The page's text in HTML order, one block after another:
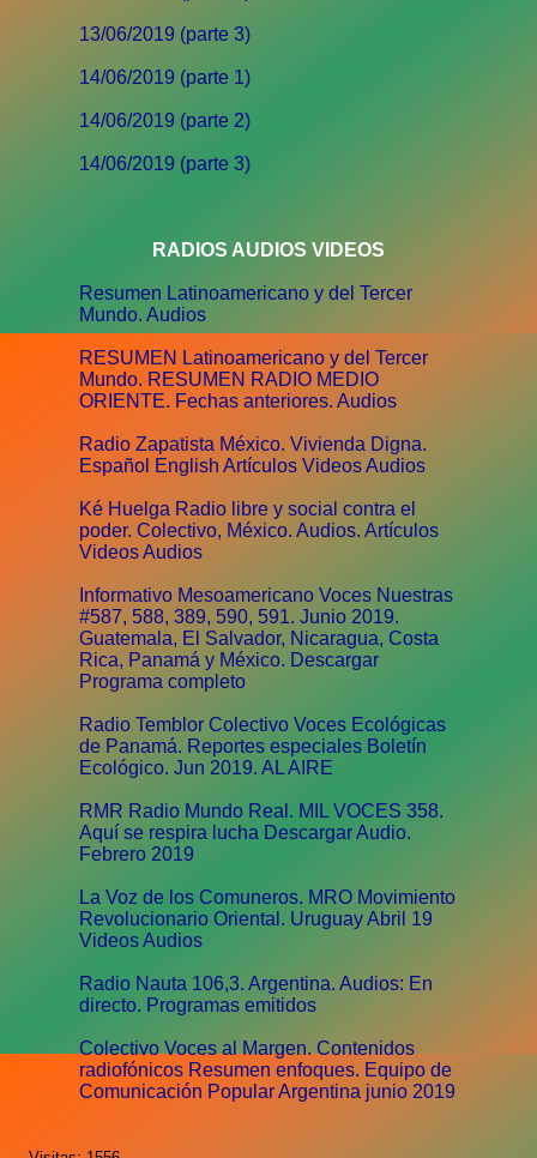
13/06/2019 (parte 3)
14/06/2019 (parte 1)
14/06/2019 (parte 2)
14/06/2019 (parte 3)
RADIOS AUDIOS VIDEOS
Resumen Latinoamericano y del Tercer
Mundo. Audios
RESUMEN Latinoamericano y del Tercer
Mundo. RESUMEN RADIO MEDIO
ORIENTE. Fechas anteriores. Audios
Radio Zapatista México. Vivienda Digna.
Español English Artículos Videos Audios
Ké Huelga Radio libre y social contra el
poder. Colectivo, México. Audios. Artículos
Videos Audios
Informativo Mesoamericano Voces Nuestras
#587, 588, 389, 590, 591. Junio 2019.
Guatemala, El Salvador, Nicaragua, Costa
Rica, Panamá y México. Descargar
Programa completo
Radio Temblor Colectivo Voces Ecológicas
de Panamá. Reportes especiales Boletín
Ecológico. Jun 2019. AL AIRE
RMR Radio Mundo Real. MIL VOCES 358.
Aquí se respira lucha Descargar Audio.
Febrero 2019
La Voz de los Comuneros. MRO Movimiento
Revolucionario Oriental. Uruguay Abril 19
Videos Audios
Radio Nauta 106,3. Argentina. Audios: En
directo. Programas emitidos
Colectivo Voces al Margen. Contenidos
radiofónicos Resumen enfoques. Equipo de
Comunicación Popular Argentina junio 2019